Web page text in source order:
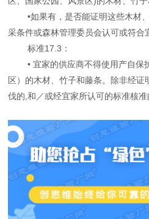
•如果有，是否能证明这些木材、
采条件或森林管理委员会认可或符合
标准17.3：
• 宜家的供应商不得使用产自保
区）的木材、竹子和藤条。除非经
伐的,和／或经宜家所认可的标准核准